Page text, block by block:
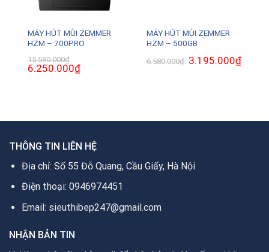
MÁY HÚT MÙI ZEMMER
HZM – 700PRO
15.580.000₫
Giá
gốc
6.250.000₫Giá
hiện
MÁY HÚT MÙI ZEMMER
HZM – 500GB
6.580.000₫ Giá
gốc
3.195.000₫Giá
hiện
THÔNG TIN LIÊN HỆ
Địa chỉ: Số 55 Đỗ Quang, Cầu Giấy, Hà Nội
Điện thoại: 0946974451
Email: sieuthibep247@gmail.com
NHẬN BẢN TIN